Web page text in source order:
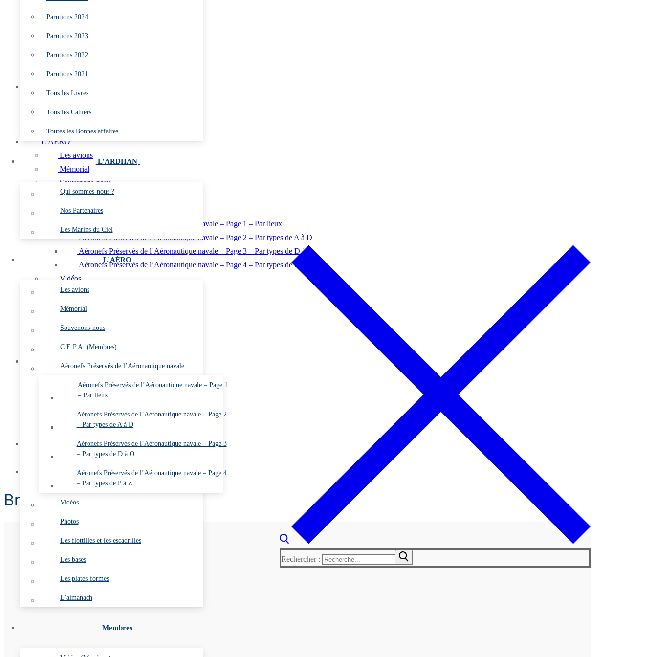
Rechercher :
Parutions 2024
Parutions 2023
Parutions 2022
Parutions 2021
Tous les Livres
Tous les Cahiers
Toutes les Bonnes affaires
L’ARDHAN
Qui sommes-nous ?
Nos Partenaires
Les Marins du Ciel
L’AÉRO
Les avions
Mémorial
Souvenons-nous
C.E.P.A. (Membres)
Aéronefs Préservés de l’Aéronautique navale
Aéronefs Préservés de l’Aéronautique navale – Page 1
– Par lieux
Aéronefs Préservés de l’Aéronautique navale – Page 2
– Par types de A à D
Aéronefs Préservés de l’Aéronautique navale – Page 3
– Par types de D à O
Aéronefs Préservés de l’Aéronautique navale – Page 4
– Par types de P à Z
Vidéos
Photos
Les flottilles et les escadrilles
Les bases
Les plates-formes
L’almanach
Membres
Parutions 2023
Parutions 2022
Tous les Cahiers
Toutes les Bonnes affaires
Nos Partenaires
Les Marins du Ciel
L’AÉRO
Les avions
Mémorial
Souvenons-nous
C.E.P.A. (Membres)
Aéronefs Préservés de l’Aéronautique navale
Aéronefs Préservés de l’Aéronautique navale – Page 1 – Par lieux
Aéronefs Préservés de l’Aéronautique navale – Page 2 – Par types de A à D
Aéronefs Préservés de l’Aéronautique navale – Page 3 – Par types de D à O
Aéronefs Préservés de l’Aéronautique navale – Page 4 – Par types de P à Z
Vidéos
Photos
Les flottilles et les escadrilles
Les plates-formes
L’almanach
Membres
Les Gazettes de l’ARDHAN PDF (Membres)
Comptes rendus des A.G.O. (Membres)
Etat des cotisations 2026 (Membres)
Mon compte
Se connecter
Breguet 1050 Alizé